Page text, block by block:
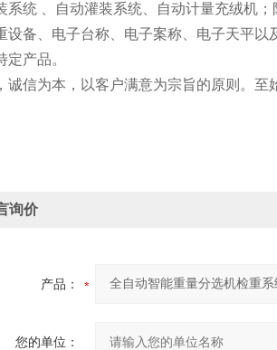
系统 、自动灌装系统、自动计量充绒机
设备、电子台称、电子案称、电子天平
定产品。
诚信为本，以客户满意为宗旨的原则。至
询价
产品：
您的单位：